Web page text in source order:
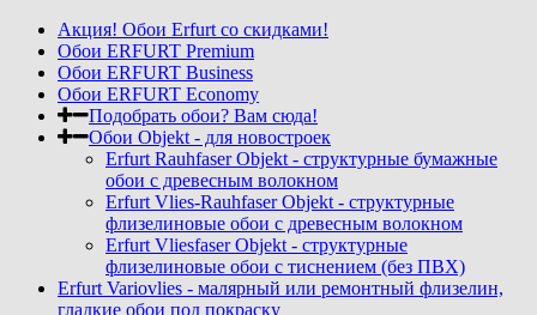
Акция! Обои Erfurt со скидками!
Обои ERFURT Premium
Обои ERFURT Business
Обои ERFURT Economy
Подобрать обои? Вам сюда!
Обои Objekt - для новостроек
Erfurt Rauhfaser Objekt - cтруктурные бумажные
обои с древесным волокном
Erfurt Vlies-Rauhfaser Objekt - структурные
флизелиновые обои с древесным волокном
Erfurt Vliesfaser Objekt - структурные
флизелиновые обои с тиснением (без ПВХ)
Erfurt Variovlies - малярный или ремонтный флизелин,
гладкие обои под покраску